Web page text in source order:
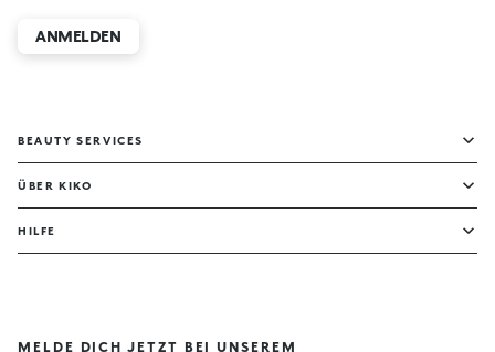
ANMELDEN
BEAUTY SERVICES
ÜBER KIKO
HILFE
MELDE DICH JETZT BEI UNSEREM